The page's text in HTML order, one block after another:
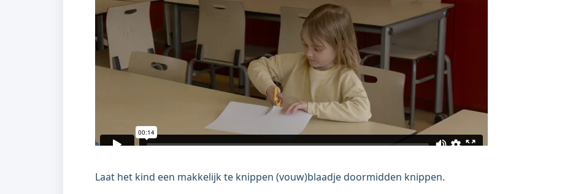
Laat het kind een makkelijk te knippen (vouw)blaadje doormidden knippen.